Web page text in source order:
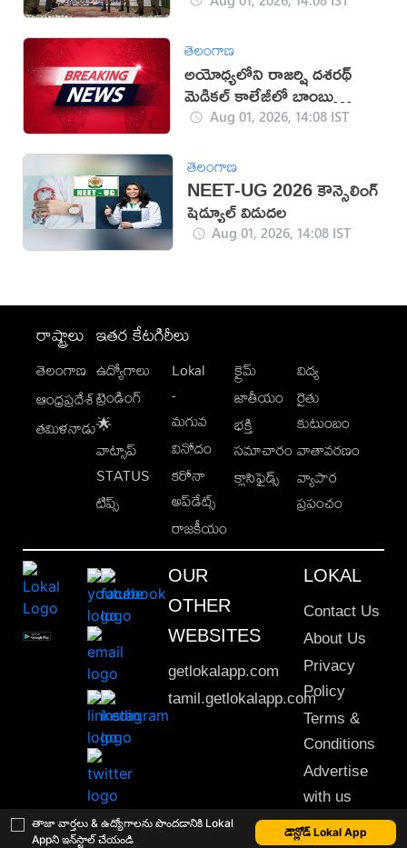
తాజా వార్తలు & ఉద్యోగాలను పొందడానికి Lokal
Appని ఇన్‌స్టాల్ చేయండి
డౌన్లోడ్ Lokal App
తెలంగాణ
అయోధ్యలోని రాజర్షి దశరథ్‌
మెడికల్‌ కాలేజీలో బాంబు
తయారీ కలకలం
Aug 01, 2026, 14:08 IST
తెలంగాణ
NEET-UG 2026 కౌన్సెలింగ్
షెడ్యూల్ విడుదల
Aug 01, 2026, 14:08 IST
రాష్ట్రాలు
తెలంగాణ
ఆంధ్రప్రదేశ్
తమిళనాడు
ఇతర కేటగిరీలు
ఉద్యోగాలు
ట్రెండింగ్
🌟
వాట్సాప్
STATUS
టిప్స్
Lokal
-
మగువ
వినోదం
కరోనా
అప్‌డేట్స్
రాజకీయం
క్రైమ్
జాతీయం
భక్తి
సమాచారం
క్లాసిఫైడ్స్
విద్య
రైతు
కుటుంబం
వాతావరణం
వ్యాపార
ప్రపంచం
OUR
OTHER
WEBSITES
getlokalapp.com
tamil.getlokalapp.com
LOKAL
Contact Us
About Us
Privacy
Policy
Terms &
Conditions
Advertise
with us
Sitemap
This material may not be published, transmitted, rewritten or redistributed. © 2020 Lokal App. All rights reserved.